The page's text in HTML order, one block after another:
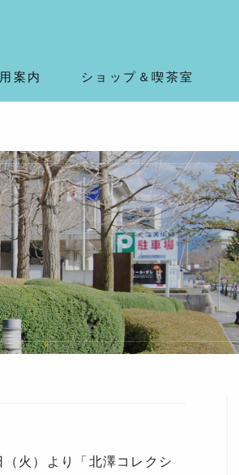
案内 ショップ＆喫茶室
火）より「北澤コレクシ